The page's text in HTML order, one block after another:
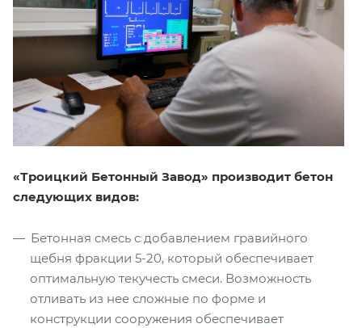
«Троицкий Бетонный Завод» производит бетон
следующих видов:
Бетонная смесь с добавлением гравийного
щебня фракции 5-20, который обеспечивает
оптимальную текучесть смеси. Возможность
отливать из нее сложные по форме и
конструкции сооружения обеспечивает